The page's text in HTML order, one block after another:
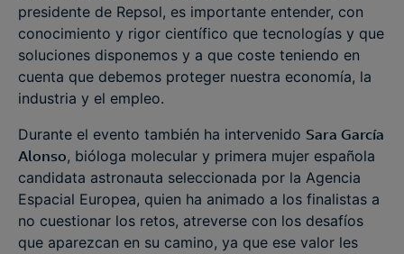
presidente de Repsol, es importante entender, con
conocimiento y rigor científico que tecnologías y que
soluciones disponemos y a que coste teniendo en
cuenta que debemos proteger nuestra economía, la
industria y el empleo.
Durante el evento también ha intervenido Sara García
Alonso, bióloga molecular y primera mujer española
candidata astronauta seleccionada por la Agencia
Espacial Europea, quien ha animado a los finalistas a
no cuestionar los retos, atreverse con los desafíos
que aparezcan en su camino, ya que ese valor les